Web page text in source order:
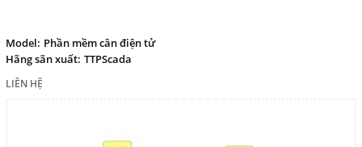
Model: Phần mềm cân điện tử
Hãng sãn xuất: TTPScada
LIÊN HỆ